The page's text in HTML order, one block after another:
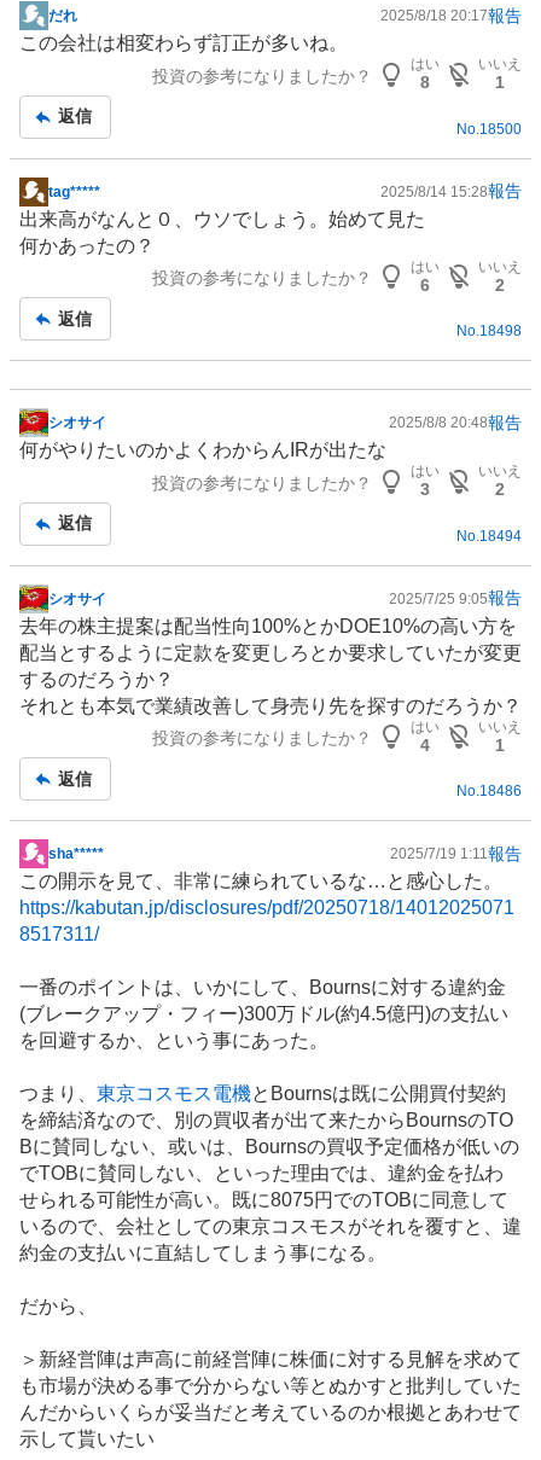
掲
示
事
だれ 2025/8/18 20:17報告
この会社は相変わらず訂正が多いね。
投資の参考になりましたか？
はい
8
いいえ
1
返信
No.18500
掲
示
板
tag***** 2025/8/14 15:28報告
出来高がなんと０、ウソでしょう。始めて見た
何かあったの？
投資の参考になりましたか？
はい
6
いいえ
2
返信
No.18498
掲
示
事
シオサイ 2025/8/8 20:48報告
何がやりたいのかよくわからん IRが出たな
投資の参考になりましたか？
はい
3
いいえ
2
返信
No.18494
掲
示
板
記
事
シオサイ 2025/7/25 9:05報告
去年の株主提案は配当性向100%とかDOE10%の高い方を
配当とするように定款を変更しろとか要求していたが変更
するのだろうか？
それとも本気で業績改善して身売り先を探すのだろうか？
投資の参考になりましたか？
はい
4
いいえ
1
返信
No.18486
掲
示
板
記
sha***** 2025/7/19 1:11報告
この開示を見て、非常に練られているな…と感心した。
https://kabutan.jp/disclosures/pdf/20250718/14012025071
8517311/
一番のポイントは、いかにして、Bournsに対する違約金
(ブレークアップ・フィー)300万ドル(約4.5億円)の支払い
を回避するか、という事にあった。
つまり、 東京コスモス電機とBournsは既に公開買付契約
を締結済なので、別の買収者が出て来たからBournsのTO
Bに賛同しない、或いは、Bournsの買収予定価格が低いの
でTOBに賛同しない、といった理由では、違約金を払わ
せられる可能性が高い。既に8075円でのTOBに同意して
いるので、会社としての東京コスモスがそれを覆すと、違
約金の支払いに直結してしまう事になる。
だから、
＞新経営陣は声高に前経営陣に株価に対する見解を求めて
も市場が決める事で分からない等とぬかすと批判していた
んだからいくらが妥当だと考えているのか根拠とあわせて
示して貰いたい